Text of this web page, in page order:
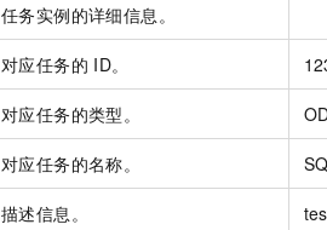
任务实例的详细信息。
对应任务的 ID。
对应任务的类型。
对应任务的名称。
描述信息。